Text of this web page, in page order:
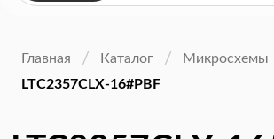
Главная Каталог Микросхемы
LTC2357CLX-16#PBF